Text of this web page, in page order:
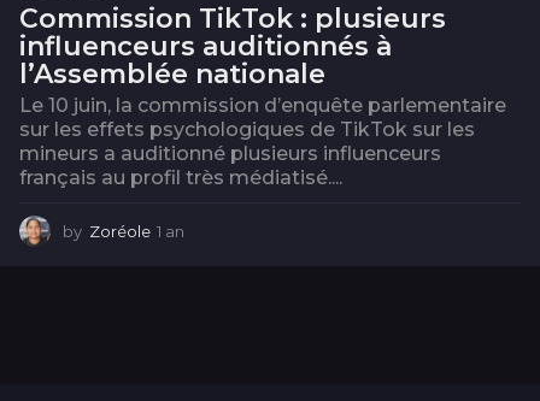
Commission TikTok : plusieurs
influenceurs auditionnés à
l’Assemblée nationale
Le 10 juin, la commission d’enquête parlementaire
sur les effets psychologiques de TikTok sur les
mineurs a auditionné plusieurs influenceurs
français au profil très médiatisé....
by Zoréole 1 an